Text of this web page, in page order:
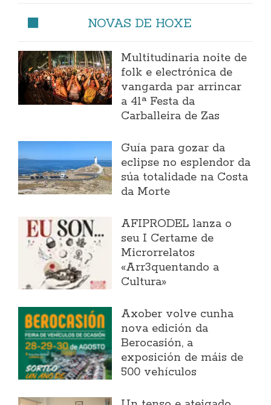
NOVAS DE HOXE
Multitudinaria noite de
folk e electrónica de
vangarda par arrincar
a 41ª Festa da
Carballeira de Zas
Guía para gozar da
eclipse no esplendor da
súa totalidade na Costa
da Morte
AFIPRODEL lanza o
seu I Certame de
Microrrelatos
«Arr3quentando a
Cultura»
Axober volve cunha
nova edición da
Berocasión, a
exposición de máis de
500 vehículos